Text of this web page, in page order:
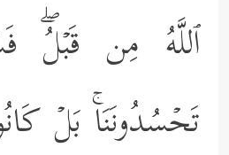
ٱللَّهُ مِن قَبۡلُۖ
تَحۡسُدُونَنَاۚ بَلۡ